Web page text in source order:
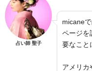
占い師 聖子
micane
ページを
要なこと
アメリ